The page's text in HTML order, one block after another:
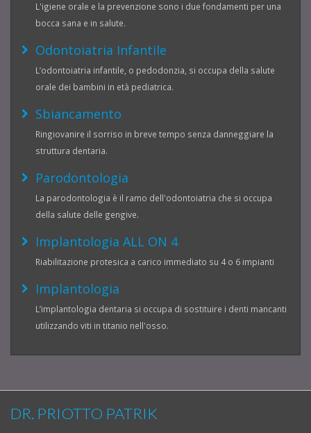
L'igiene orale e la prevenzione sono i due fondamenti per una
bocca sana e in salute.
Odontoiatria Infantile
L’odontoiatria infantile, o pedodonzia, si occupa della salute
orale dei bambini in età pediatrica.
Sbiancamento
Ringiovanire il sorriso in breve tempo senza danneggiare la
struttura dentaria.
Parodontologia
La parodontologia è il ramo dell'odontoiatria che si occupa
della salute delle gengive.
Implantologia ALL ON 4
Riabilitazione protesica a carico immediato su 4 o 6 impianti
Implantologia
L’implantologia dentaria si occupa di sostituire i denti mancanti
utilizzando viti in titanio nell'osso.
DR. PRIOTTO PATRIK